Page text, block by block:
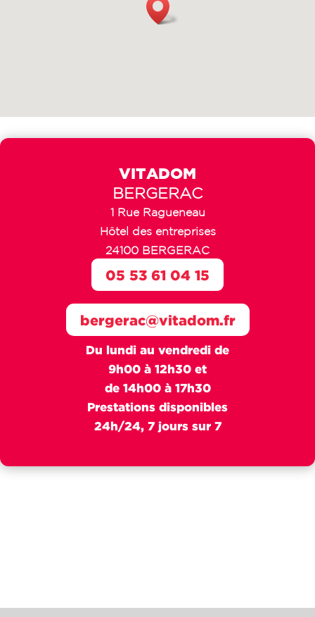
VITADOM
BERGERAC
1 Rue Ragueneau
Hôtel des entreprises
24100 BERGERAC
Du lundi au vendredi de
9h00 à 12h30 et
de 14h00 à 17h30
Prestations disponibles
24h/24, 7 jours sur 7
bergerac@vitadom.fr
05 53 61 04 15